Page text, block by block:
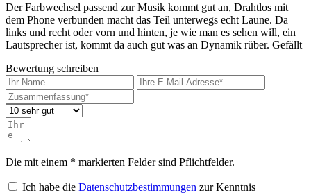
Der Farbwechsel passend zur Musik kommt gut an, Drahtlos mit
dem Phone verbunden macht das Teil unterwegs echt Laune. Da
links und recht oder vorn und hinten, je wie man es sehen will, ein
Lautsprecher ist, kommt da auch gut was an Dynamik rüber. Gefällt
Bewertung schreiben
Die mit einem * markierten Felder sind Pflichtfelder.
Ich habe die Datenschutzbestimmungen zur Kenntnis